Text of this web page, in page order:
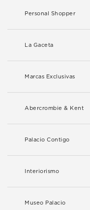
Personal Shopper
La Gaceta
Marcas Exclusivas
Abercrombie & Kent
Palacio Contigo
Interiorismo
Museo Palacio